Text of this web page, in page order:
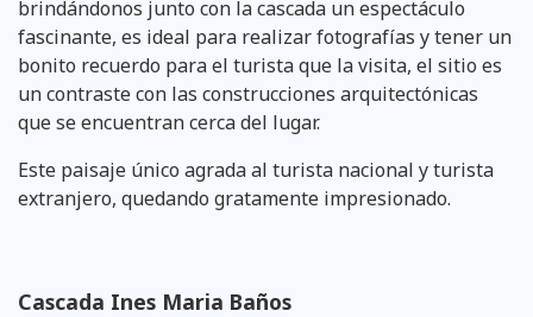
brindándonos junto con la cascada un espectáculo
fascinante, es ideal para realizar fotografías y tener un
bonito recuerdo para el turista que la visita, el sitio es
un contraste con las construcciones arquitectónicas
que se encuentran cerca del lugar.
Este paisaje único agrada al turista nacional y turista
extranjero, quedando gratamente impresionado.
Cascada Ines Maria Baños